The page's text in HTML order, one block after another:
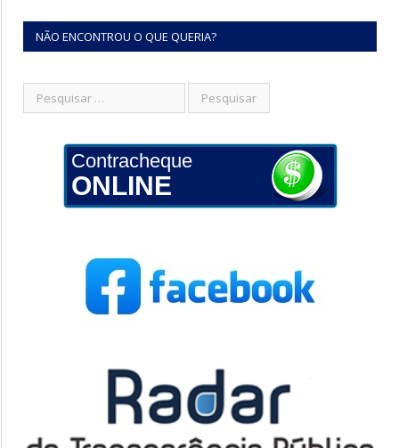
NÃO ENCONTROU O QUE QUERIA?
Contracheque
ONLINE